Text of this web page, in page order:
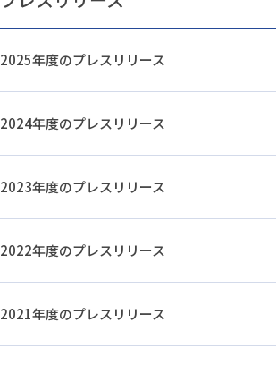
に
る
2025年度のプレスリリース
2024年度のプレスリリース
2023年度のプレスリリース
2022年度のプレスリリース
2021年度のプレスリリース